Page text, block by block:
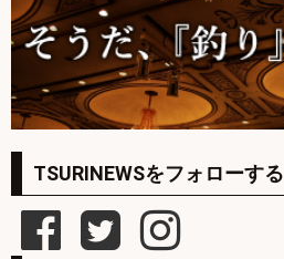
TSURINEWSをフォローする